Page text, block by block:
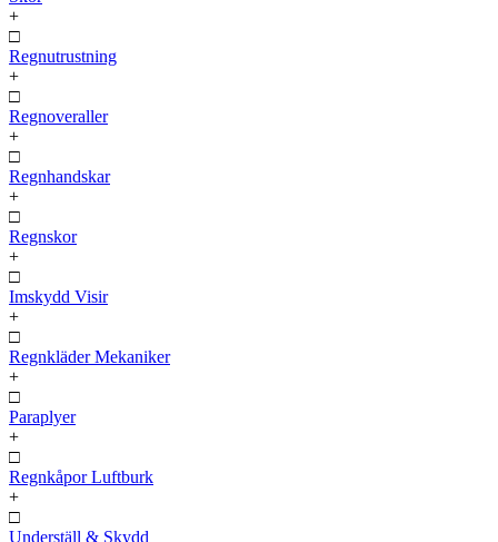
+
□
Regnutrustning
+
□
Regnoveraller
+
□
Regnhandskar
+
□
Regnskor
+
□
Imskydd Visir
+
□
Regnkläder Mekaniker
+
□
Paraplyer
+
□
Regnkåpor Luftburk
+
□
Underställ & Skydd